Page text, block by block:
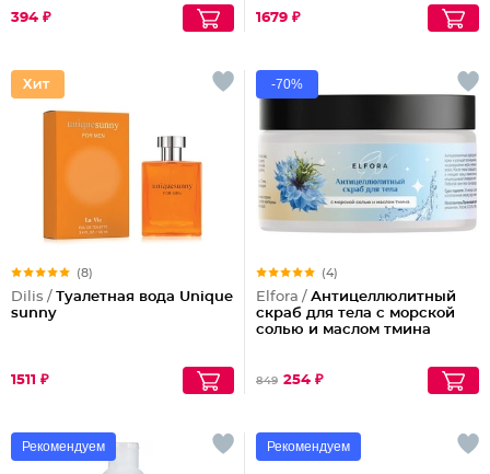
394 ₽
1679 ₽
(8)
Dilis / Туалетная вода Unique
sunny
1511 ₽
-70%
(4)
Elfora / Антицеллюлитный
скраб для тела с морской
солью и маслом тмина
849 254 ₽
Рекомендуем Рекомендуем